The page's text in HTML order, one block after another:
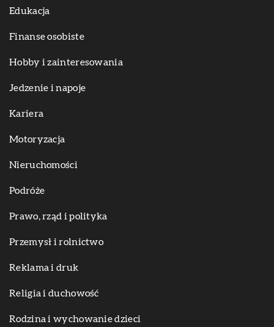
Edukacja
Finanse osobiste
Hobby i zainteresowania
Jedzenie i napoje
Kariera
Motoryzacja
Nieruchomości
Podróże
Prawo, rząd i polityka
Przemysł i rolnictwo
Reklama i druk
Religia i duchowość
Rodzina i wychowanie dzieci